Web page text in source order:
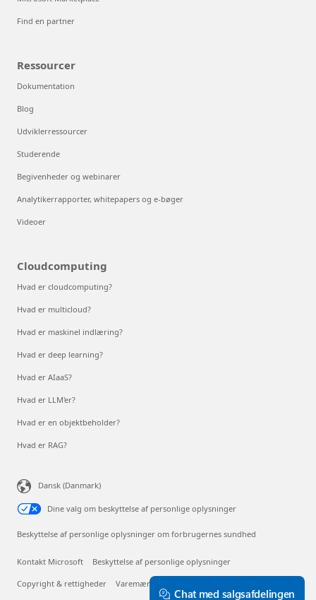
Find en partner
Ressourcer
Dokumentation
Blog
Udviklerressourcer
Studerende
Begivenheder og webinarer
Analytikerrapporter, whitepapers og e-bøger
Videoer
Cloudcomputing
Hvad er cloudcomputing?
Hvad er multicloud?
Hvad er maskinel indlæring?
Hvad er deep learning?
Hvad er AIaaS?
Hvad er LLM'er?
Hvad er en objektbeholder?
Hvad er RAG?
Dansk (Danmark)
Dine valg om beskyttelse af personlige oplysninger
Beskyttelse af personlige oplysninger om forbrugernes sundhed
Kontakt Microsoft Beskyttelse af personlige oplysninger
Copyright & rettigheder Varemærker
Chat med salgsafdelingen